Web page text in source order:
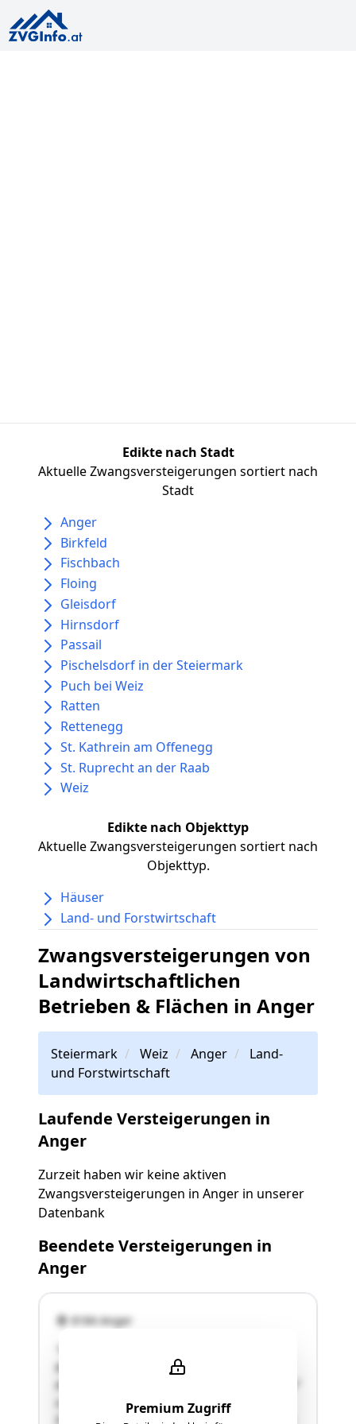
Edikte nach Stadt
Aktuelle Zwangsversteigerungen sortiert nach
Stadt
Anger
Birkfeld
Fischbach
Floing
Gleisdorf
Hirnsdorf
Passail
Pischelsdorf in der Steiermark
Puch bei Weiz
Ratten
Rettenegg
St. Kathrein am Offenegg
St. Ruprecht an der Raab
Weiz
Edikte nach Objekttyp
Aktuelle Zwangsversteigerungen sortiert nach
Objekttyp.
Häuser
Land- und Forstwirtschaft
Zwangsversteigerungen von
Landwirtschaftlichen
Betrieben & Flächen in Anger
Steiermark Weiz Anger
Land-
und Forstwirtschaft
Laufende Versteigerungen in
Anger
Zurzeit haben wir keine aktiven
Zwangsversteigerungen in Anger in unserer
Datenbank
Beendete Versteigerungen in
Anger
Premium Zugriff
8184 Anger
Bezeichnung der Liegenschaft: GSt Nr 644 im
Ausmaß von 3417 m², davon Landw(20) 2759 m²
und Wald(10) 658 m².
Die Liegenschaften EZ 174 und EZ 175 umfassen